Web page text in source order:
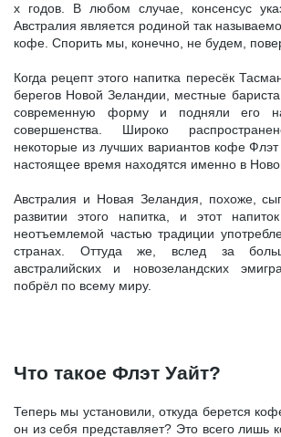
х годов. В любом случае, консенсус
Австралия является родиной так
кофе. Спорить мы, конечно, не будем,
Когда рецепт этого напитка пересёк
берегов Новой Зеландии, местные
современную форму и подняли его
совершенства. Широко
некоторые из лучших вариантов кофе
настоящее время находятся именно в
Австралия и Новая Зеландия, похоже,
развитии этого напитка, и этот
неотъемлемой частью традиции
странах. Оттуда же, вслед за
австралийских и новозеландских
побрёл по всему миру.
Что такое Флэт Уайт?
Теперь мы установили, откуда берется
он из себя представляет? Это всего лишь